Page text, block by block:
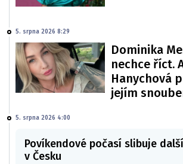
5. srpna 2026 8:29
Dominika
nechce říct.
Hanychová
jejím
5. srpna 2026 4:00
Povíkendové počasí slibuje
v Česku